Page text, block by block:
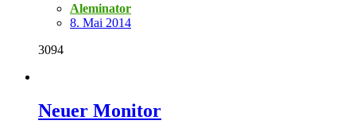
Aleminator
8. Mai 2014
3094
Neuer Monitor